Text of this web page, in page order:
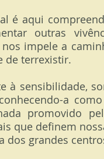
é aqui
outras
impele a
de terrexistir.
à sensibilidade,
a
promovido
que definem
dos grandes